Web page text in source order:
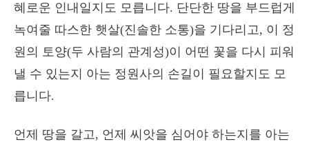
혜로운 인내일지도 모릅니다. 단단한 땅을 부드럽게
녹여줄 따스한 햇살(진솔한 소통)을 기다리고, 이 정
원의 토양(두 사람의 관계성)이 어떤 꽃을 다시 피워
낼 수 있는지 아는 정원사의 손길이 필요할지도 모
릅니다.
언제 땅을 갈고, 언제 씨앗을 심어야 하는지를 아는